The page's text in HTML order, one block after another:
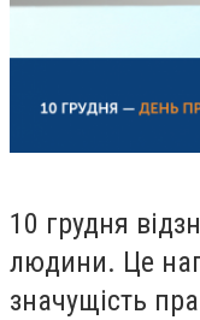
10 грудня
людини. Це
значущість